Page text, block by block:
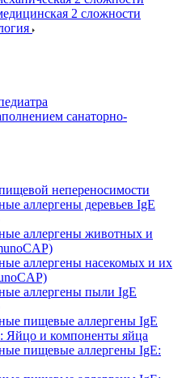
2 сложности
санаторно-
непереносимости
аллергены деревьев IgE
аллергены животных и
аллергены насекомых и их
аллергены пыли IgE
пищевые аллергены IgE
Яйцо и компоненты яйца
пищевые аллергены IgE: